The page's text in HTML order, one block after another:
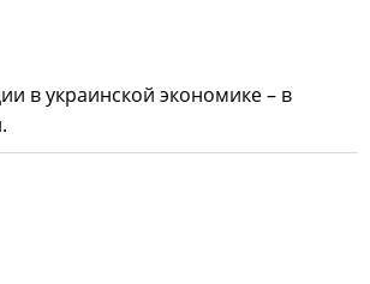
в украинской экономике – в